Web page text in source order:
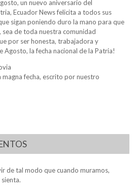
un nuevo aniversario del
Ecuador News felicita a todos sus
sigan poniendo duro la mano para que
de toda nuestra comunidad
por ser honesta, trabajadora y
Agosto, la fecha nacional de la Patria!
fecha, escrito por nuestro
de tal modo que cuando muramos,